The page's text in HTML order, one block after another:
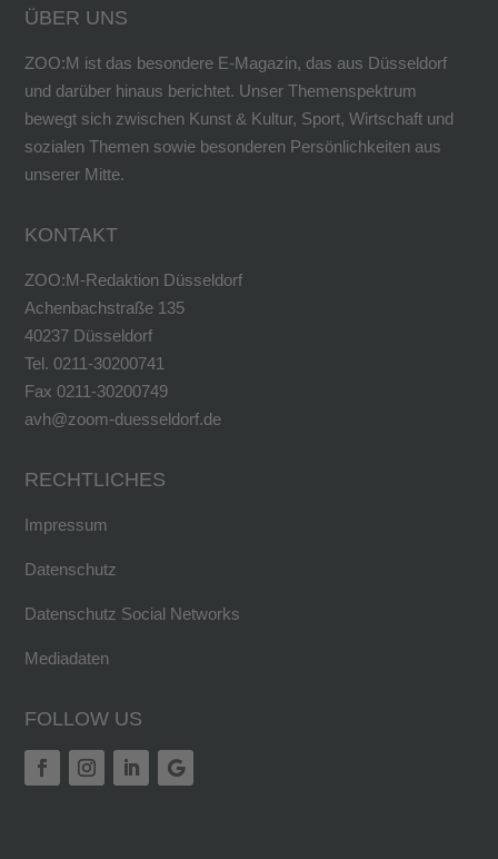
ÜBER UNS
ZOO:M ist das besondere E-Magazin, das aus Düsseldorf
und darüber hinaus berichtet. Unser Themenspektrum
bewegt sich zwischen Kunst & Kultur, Sport, Wirtschaft und
sozialen Themen sowie besonderen Persönlichkeiten aus
unserer Mitte.
KONTAKT
ZOO:M-Redaktion Düsseldorf
Achenbachstraße 135
40237 Düsseldorf
Tel. 0211-30200741
Fax 0211-30200749
avh@zoom-duesseldorf.de
RECHTLICHES
Impressum
Datenschutz
Datenschutz Social Networks
Mediadaten
FOLLOW US